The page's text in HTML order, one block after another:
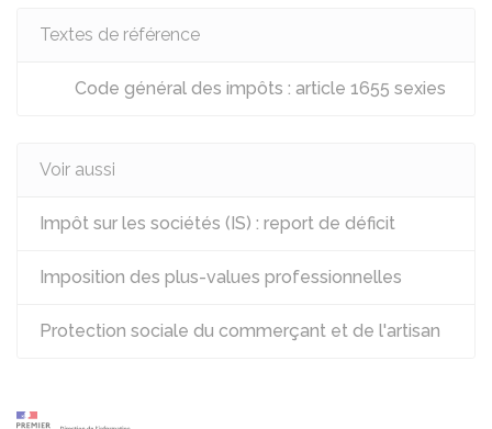
Textes de référence
Code général des impôts : article 1655 sexies
Voir aussi
Impôt sur les sociétés (IS) : report de déficit
Imposition des plus-values professionnelles
Protection sociale du commerçant et de l'artisan